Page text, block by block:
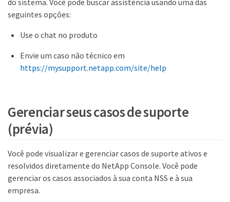
do sistema. Você pode buscar assistência usando uma das
seguintes opções:
Use o chat no produto
Envie um caso não técnico em
https://mysupport.netapp.com/site/help
Gerenciar seus casos de suporte
(prévia)
Você pode visualizar e gerenciar casos de suporte ativos e
resolvidos diretamente do NetApp Console. Você pode
gerenciar os casos associados à sua conta NSS e à sua
empresa.